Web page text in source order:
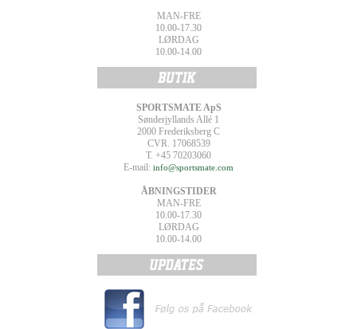
MAN-FRE
10.00-17.30
LØRDAG
10.00-14.00
SPORTSMATE ApS
Sønderjyllands Allé 1
2000 Frederiksberg C
CVR. 17068539
T. +45 70203060
E-mail: info@sportsmate.com
ÅBNINGSTIDER
MAN-FRE
10.00-17.30
LØRDAG
10.00-14.00